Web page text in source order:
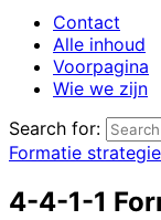
Contact
Alle inhoud
Voorpagina
Wie we zijn
Search for:
Formatie
4-4-1-1